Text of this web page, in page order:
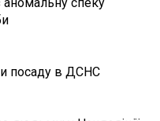
посаду в ДСНС